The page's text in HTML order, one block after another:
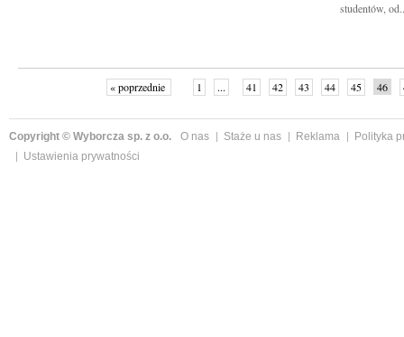
studentów,
« poprzednie 1 ... 41 42 43 44 45 46
Copyright © Wyborcza sp. z o.o. O nas Staże u nas Reklama
Polityka
Ustawienia prywatności